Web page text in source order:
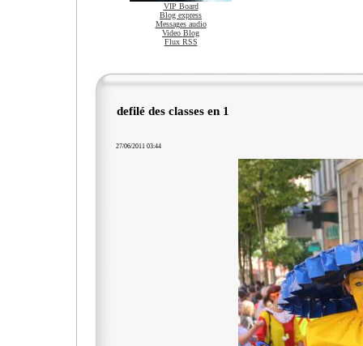
VIP Board
Blog express
Messages audio
Video Blog
Flux RSS
defilé des classes en 1
27/06/2011 03:44